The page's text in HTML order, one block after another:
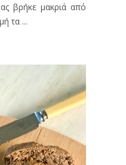
βρήκε μακριά από
τα ...